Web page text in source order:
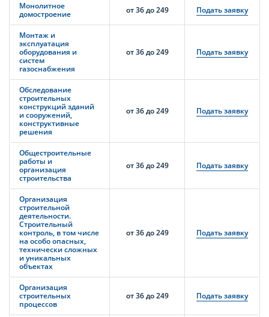
Монолитное
домостроение
от 36 до 249 Подать заявку
Монтаж и
эксплуатация
оборудования и
систем
газоснабжения
от 36 до 249 Подать заявку
Обследование
строительных
конструкций зданий
и сооружений,
конструктивные
решения
от 36 до 249 Подать заявку
Общестроительные
работы и
организация
строительства
от 36 до 249 Подать заявку
Организация
строительной
деятельности.
Строительный
контроль, в том числе
на особо опасных,
технически сложных
и уникальных
объектах
от 36 до 249 Подать заявку
Организация
строительных
процессов
от 36 до 249 Подать заявку